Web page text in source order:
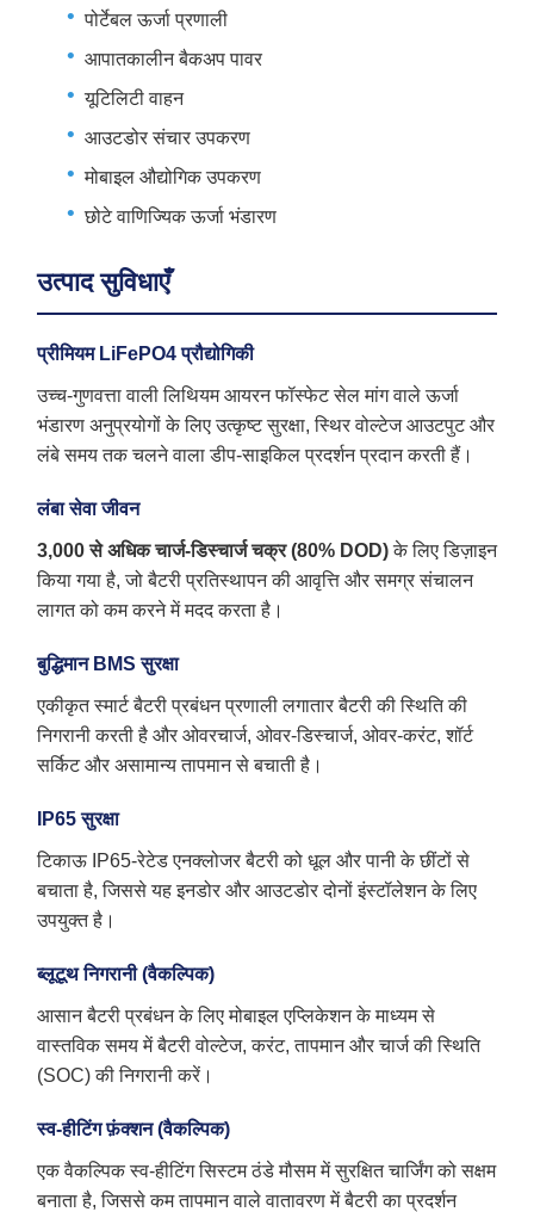
पोर्टेबल ऊर्जा प्रणाली
आपातकालीन बैकअप पावर
यूटिलिटी वाहन
आउटडोर संचार उपकरण
मोबाइल औद्योगिक उपकरण
छोटे वाणिज्यिक ऊर्जा भंडारण
उत्पाद सुविधाएँ
प्रीमियम LiFePO4 प्रौद्योगिकी
उच्च-गुणवत्ता वाली लिथियम आयरन फॉस्फेट सेल मांग वाले ऊर्जा
भंडारण अनुप्रयोगों के लिए उत्कृष्ट सुरक्षा, स्थिर वोल्टेज आउटपुट और
लंबे समय तक चलने वाला डीप-साइकिल प्रदर्शन प्रदान करती हैं।
लंबा सेवा जीवन
3,000 से अधिक चार्ज-डिस्चार्ज चक्र (80% DOD)के लिए डिज़ाइन
किया गया है, जो बैटरी प्रतिस्थापन की आवृत्ति और समग्र संचालन
लागत को कम करने में मदद करता है।
बुद्धिमान BMS सुरक्षा
एकीकृत स्मार्ट बैटरी प्रबंधन प्रणाली लगातार बैटरी की स्थिति की
निगरानी करती है और ओवरचार्ज, ओवर-डिस्चार्ज, ओवर-करंट, शॉर्ट
सर्किट और असामान्य तापमान से बचाती है।
IP65 सुरक्षा
टिकाऊ IP65-रेटेड एनक्लोजर बैटरी को धूल और पानी के छींटों से
बचाता है, जिससे यह इनडोर और आउटडोर दोनों इंस्टॉलेशन के लिए
उपयुक्त है।
ब्लूटूथ निगरानी (वैकल्पिक)
आसान बैटरी प्रबंधन के लिए मोबाइल एप्लिकेशन के माध्यम से
वास्तविक समय में बैटरी वोल्टेज, करंट, तापमान और चार्ज की स्थिति
(SOC) की निगरानी करें।
स्व-हीटिंग फ़ंक्शन (वैकल्पिक)
एक वैकल्पिक स्व-हीटिंग सिस्टम ठंडे मौसम में सुरक्षित चार्जिंग को सक्षम
बनाता है, जिससे कम तापमान वाले वातावरण में बैटरी का प्रदर्शन